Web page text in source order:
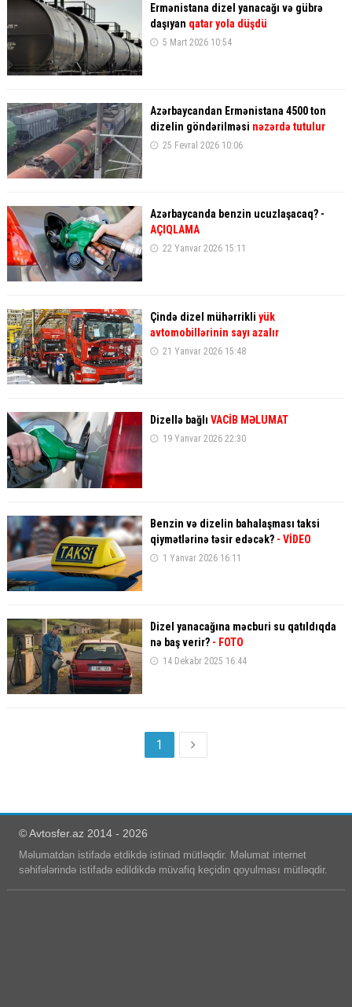
Ermənistana dizel yanacağı və gübrə
daşıyan qatar yola düşdü
5 Mart 2026 10:54
Azərbaycandan Ermənistana 4500 ton
dizelin göndərilməsi nəzərdə tutulur
25 Fevral 2026 10:06
Azərbaycanda benzin ucuzlaşacaq? -
AÇIQLAMA
22 Yanvar 2026 15:11
Çində dizel mühərrikli yük
avtomobillərinin sayı azalır
21 Yanvar 2026 15:48
Dizellə bağlı VACİB MƏLUMAT
19 Yanvar 2026 22:30
Benzin və dizelin bahalaşması taksi
qiymətlərinə təsir edəcək? - VİDEO
1 Yanvar 2026 16:11
Dizel yanacağına məcburi su qatıldıqda
nə baş verir? - FOTO
14 Dekabr 2025 16:44
1
© Avtosfer.az 2014 - 2026
Məlumatdan istifadə etdikdə istinad mütləqdir. Məlumat internet
səhifələrində istifadə edildikdə müvafiq keçidin qoyulması mütləqdir.